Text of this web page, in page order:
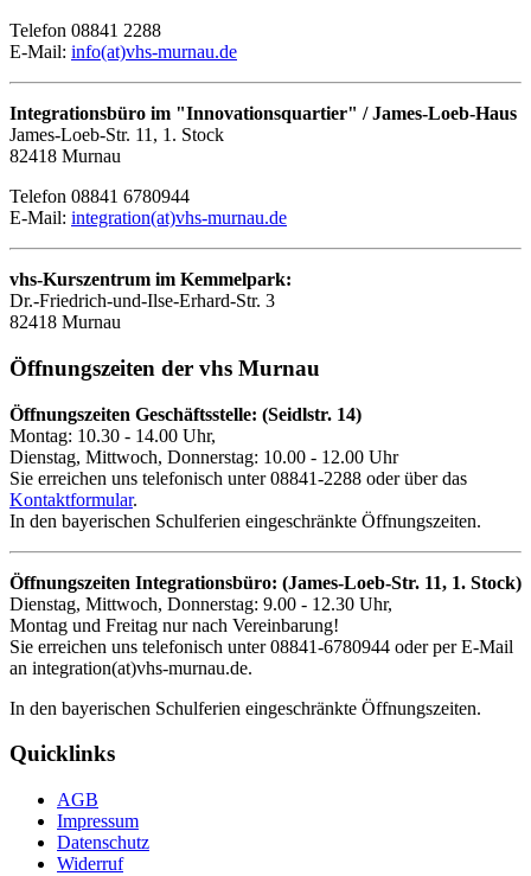
Telefon 08841 2288
E-Mail: info(at)vhs-murnau.de
Integrationsbüro im "Innovationsquartier" / James-Loeb-Haus
James-Loeb-Str. 11, 1. Stock
82418 Murnau
Telefon 08841 6780944
E-Mail: integration(at)vhs-murnau.de
vhs-Kurszentrum im Kemmelpark:
Dr.-Friedrich-und-Ilse-Erhard-Str. 3
82418 Murnau
Öffnungszeiten der vhs Murnau
Öffnungszeiten Geschäftsstelle: (Seidlstr. 14)
Montag: 10.30 - 14.00 Uhr,
Dienstag, Mittwoch, Donnerstag: 10.00 - 12.00 Uhr
Sie erreichen uns telefonisch unter 08841-2288 oder über das
Kontaktformular.
In den bayerischen Schulferien eingeschränkte Öffnungszeiten.
Öffnungszeiten Integrationsbüro: (James-Loeb-Str. 11, 1. Stock)
Dienstag, Mittwoch, Donnerstag: 9.00 - 12.30 Uhr,
Montag und Freitag nur nach Vereinbarung!
Sie erreichen uns telefonisch unter 08841-6780944 oder per E-Mail
an integration(at)vhs-murnau.de.
In den bayerischen Schulferien eingeschränkte Öffnungszeiten.
Quicklinks
AGB
Impressum
Datenschutz
Widerruf